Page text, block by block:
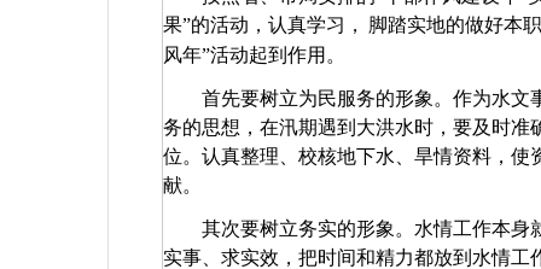
果”的活动，认真学习，
脚踏实地的做好本
风年”活动起到作用。
首先要树立为民服务的形象。作为水
务的思想，在汛期遇到大洪水时，要及时
位。认真整理、校核地下水、旱情资料，
献。
其次要树立务实的形象。水情工作本
实事、求实效，把时间和精力都放到水情